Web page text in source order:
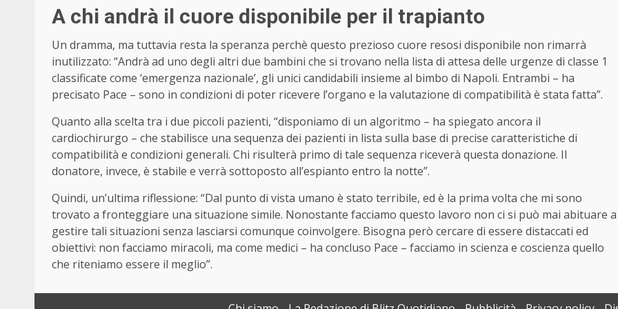
A chi andrà il cuore disponibile per il trapianto
Un dramma, ma tuttavia resta la speranza perchè questo prezioso cuore resosi disponibile non rimarrà
inutilizzato: “Andrà ad uno degli altri due bambini che si trovano nella lista di attesa delle urgenze di classe 1
classificate come ‘emergenza nazionale’, gli unici candidabili insieme al bimbo di Napoli. Entrambi – ha
precisato Pace – sono in condizioni di poter ricevere l’organo e la valutazione di compatibilità è stata fatta”.
Quanto alla scelta tra i due piccoli pazienti, “disponiamo di un algoritmo – ha spiegato ancora il
cardiochirurgo – che stabilisce una sequenza dei pazienti in lista sulla base di precise caratteristiche di
compatibilità e condizioni generali. Chi risulterà primo di tale sequenza riceverà questa donazione. Il
donatore, invece, è stabile e verrà sottoposto all’espianto entro la notte”.
Quindi, un’ultima riflessione: “Dal punto di vista umano è stato terribile, ed è la prima volta che mi sono
trovato a fronteggiare una situazione simile. Nonostante facciamo questo lavoro non ci si può mai abituare a
gestire tali situazioni senza lasciarsi comunque coinvolgere. Bisogna però cercare di essere distaccati ed
obiettivi: non facciamo miracoli, ma come medici – ha concluso Pace – facciamo in scienza e coscienza quello
che riteniamo essere il meglio”.